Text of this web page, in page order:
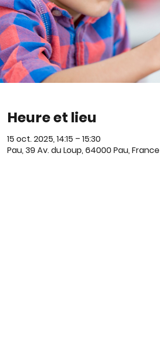
Heure et lieu
15 oct. 2025, 14:15 – 15:30
Pau, 39 Av. du Loup, 64000 Pau, France